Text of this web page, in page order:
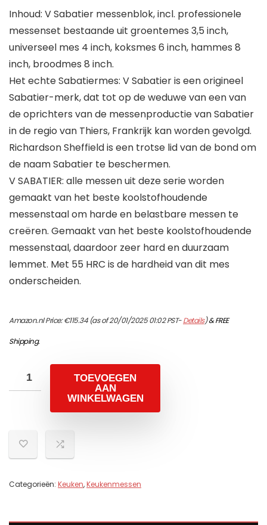
Inhoud: V Sabatier messenblok, incl. professionele
messenset bestaande uit groentemes 3,5 inch,
universeel mes 4 inch, koksmes 6 inch, hammes 8
inch, broodmes 8 inch.
Het echte Sabatiermes: V Sabatier is een origineel
Sabatier-merk, dat tot op de weduwe van een van
de oprichters van de messenproductie van Sabatier
in de regio van Thiers, Frankrijk kan worden gevolgd.
Richardson Sheffield is een trotse lid van de bond om
de naam Sabatier te beschermen.
V SABATIER: alle messen uit deze serie worden
gemaakt van het beste koolstofhoudende
messenstaal om harde en belastbare messen te
creëren. Gemaakt van het beste koolstofhoudende
messenstaal, daardoor zeer hard en duurzaam
lemmet. Met 55 HRC is de hardheid van dit mes
onderscheiden.
Amazon.nl Price:€115.34(as of 20/01/2025 01:02 PST-Details)&FREE
Shipping.
TOEVOEGEN
AAN
WINKELWAGEN
Categorieën: Keuken,Keukenmessen